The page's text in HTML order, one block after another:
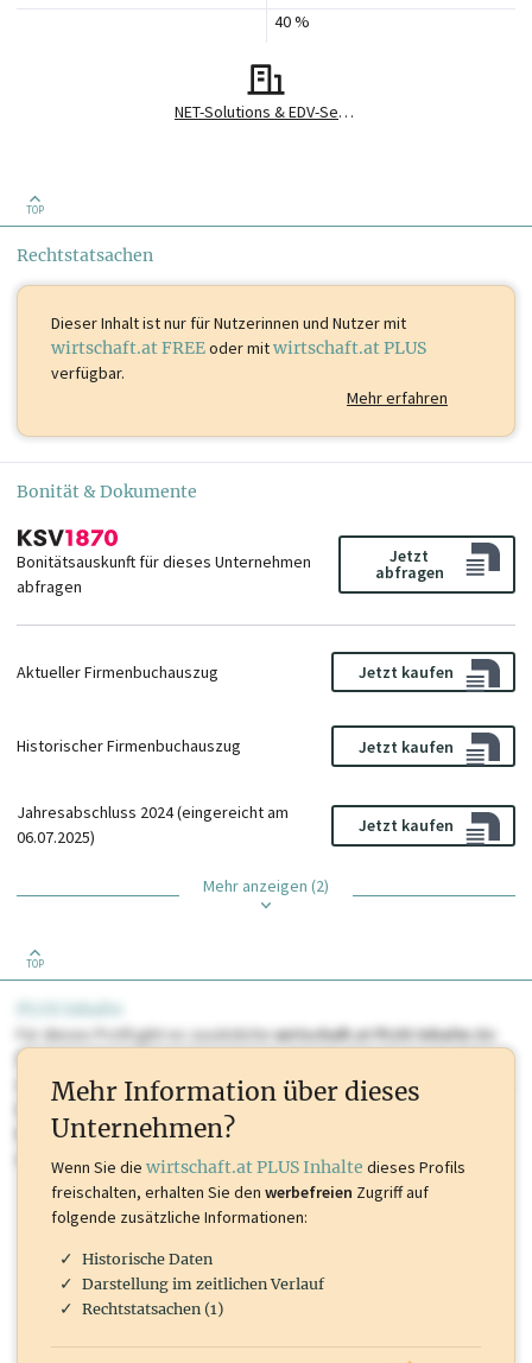
NET-Solutions & EDV-Service GmbH
40 %
TOP
Rechtstatsachen
Dieser Inhalt istnur für Nutzerinnen und Nutzer mit
wirtschaft.at FREEoder mitwirtschaft.at PLUS
verfügbar.
Mehr erfahren
Bonität & Dokumente
Bonitätsauskunft für dieses Unternehmen
abfragen
Jetzt
abfragen
Aktueller Firmenbuchauszug Jetzt kaufen
Historischer Firmenbuchauszug Jetzt kaufen
Jahresabschluss 2024 (eingereicht am
06.07.2025)
Jetzt kaufen
Mehr anzeigen (2)
TOP
PLUS Inhalte
Für dieses Profil gibt es zusätzlichewirtschaft.at PLUS Inhaltedie
Sie momentan nicht einsehen können. Schalten Sie dieses Profil frei
oder loggen Sie sich ein um diese Inhalte zu sehen. wirtschaft.at PLUS
Marken, Patente, Rechtstatsachen, OTS-Aussendungen, und viele
mehr.
Mehr Information über dieses
Unternehmen?
Wenn Sie die wirtschaft.at PLUS Inhalte dieses Profils
freischalten, erhalten Sie den werbefreien Zugriff auf
folgende zusätzliche Informationen:
Historische Daten
Darstellung im zeitlichen Verlauf
Rechtstatsachen (1)